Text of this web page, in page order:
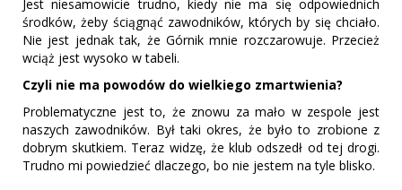
Jest niesamowicie trudno, kiedy nie ma się odpowiednich
środków, żeby ściągnąć zawodników, których by się chciało.
Nie jest jednak tak, że Górnik mnie rozczarowuje. Przecież
wciąż jest wysoko w tabeli.
Czyli nie ma powodów do wielkiego zmartwienia?
Problematyczne jest to, że znowu za mało w zespole jest
naszych zawodników. Był taki okres, że było to zrobione z
dobrym skutkiem. Teraz widzę, że klub odszedł od tej drogi.
Trudno mi powiedzieć dlaczego, bo nie jestem na tyle blisko.